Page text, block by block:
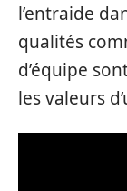
l’entraide
qualités
d’équipe
les valeurs